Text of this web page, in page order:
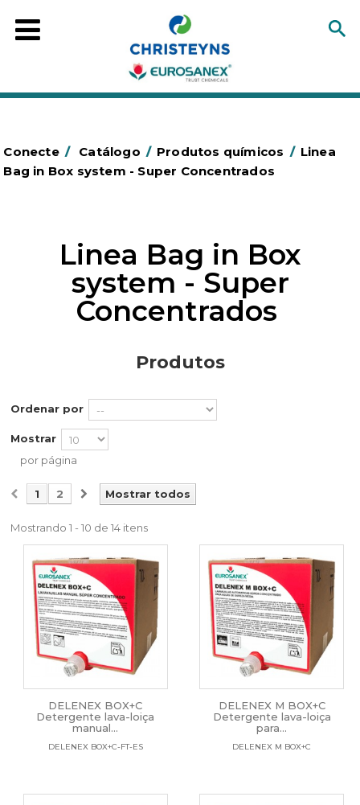
Conecte / Catálogo / Produtos químicos / Linea
Bag in Box system - Super Concentrados
Linea Bag in Box
system - Super
Concentrados
Produtos
Ordenar por
Mostrar
por página
Mostrar todos
1 2
Mostrando 1 - 10 de 14 itens
DELENEX BOX+C
Detergente lava-loiça
manual...
DELENEX BOX+C-FT-ES
DELENEX M BOX+C
Detergente lava-loiça
para...
DELENEX M BOX+C